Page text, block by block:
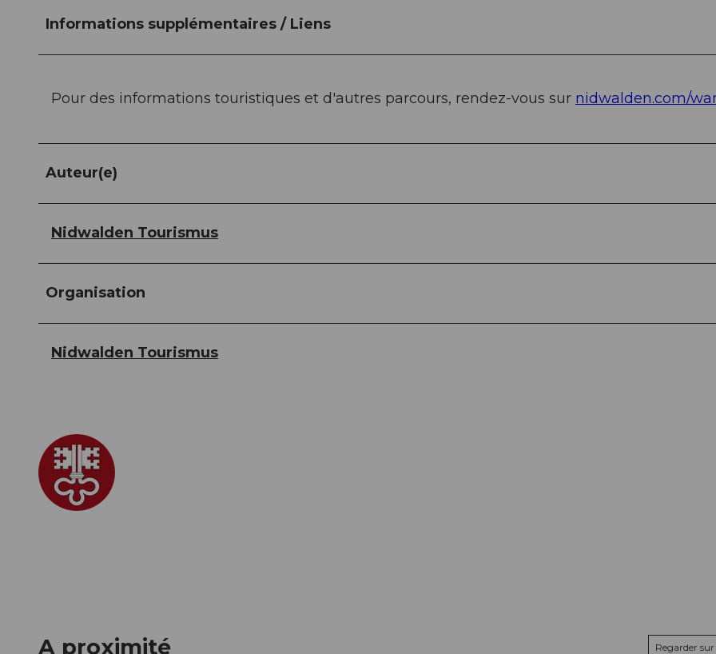
Informations supplémentaires / Liens
Pour des informations touristiques et d'autres parcours, rendez-vous sur nidwalden.com/
Auteur(e)
Nidwalden Tourismus
Organisation
Nidwalden Tourismus
A proximité Regarder